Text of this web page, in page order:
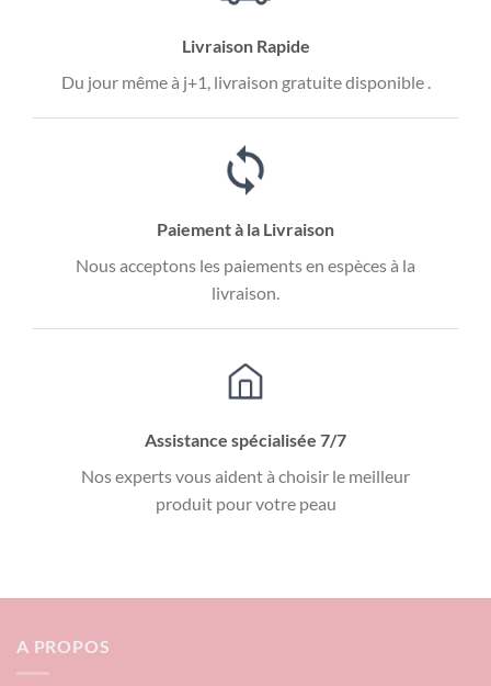
Livraison Rapide
Du jour même à j+1, livraison gratuite disponible .
Paiement à la Livraison
Nous acceptons les paiements en espèces à la
livraison.
Assistance spécialisée 7/7
Nos experts vous aident à choisir le meilleur
produit pour votre peau
A PROPOS